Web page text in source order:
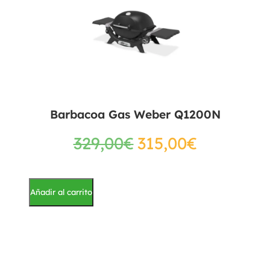
Barbacoa Gas Weber Q1200N
329,00€315,00€
Añadir al carrito